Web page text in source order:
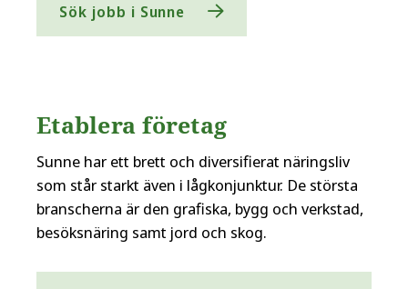
Sök jobb i Sunne
Etablera företag
Sunne har ett brett och diversifierat näringsliv
som står starkt även i lågkonjunktur. De största
branscherna är den grafiska, bygg och verkstad,
besöksnäring samt jord och skog.